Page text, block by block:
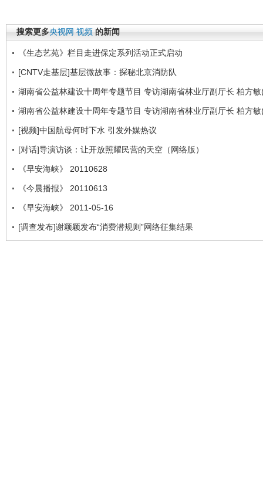
搜索更多央视网 视频 的新闻
《生态艺苑》栏目走进保定系列活动正式启动
[CNTV走基层]基层微故事：探秘北京消防队
湖南省公益林建设十周年专题节目 专访湖南省林业厅副厅长 柏方
湖南省公益林建设十周年专题节目 专访湖南省林业厅副厅长 柏方
[视频]中国航母何时下水 引发外媒热议
[对话]导演访谈：让开放照耀民营的天空（网络版）
《早安海峡》 20110628
《今晨播报》 20110613
《早安海峡》 2011-05-16
[调查发布]谢颖颖发布“消费潜规则”网络征集结果